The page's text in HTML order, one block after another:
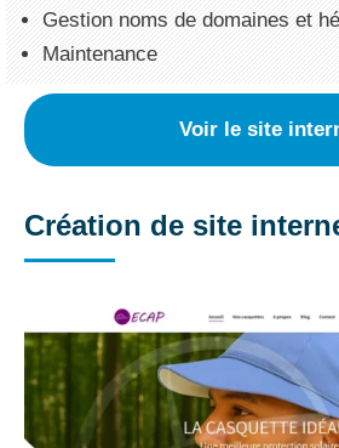
Gestion noms de domaines et
Maintenance
Voir le site
Création de site